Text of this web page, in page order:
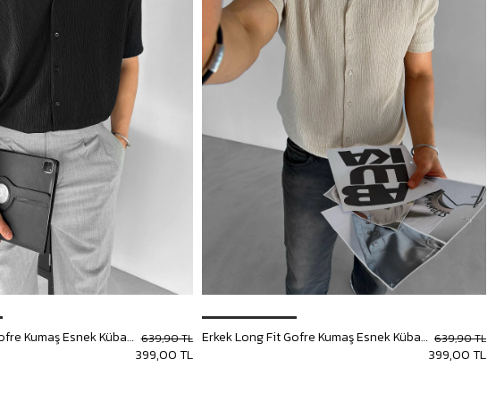
Erkek Long Fit Gofre Kumaş Esnek Küba Yaka Gömlek Siyah
399,00 TL
639,90 TL
Erkek Long Fit Gofre Kumaş Esnek Küba Yaka Gömlek Bej
399,00 TL
639,90 TL